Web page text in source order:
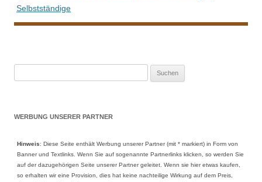
Selbstständige
WERBUNG UNSERER PARTNER
Hinweis: Diese Seite enthält Werbung unserer Partner (mit * markiert) in Form von
Banner und Textlinks. Wenn Sie auf sogenannte Partnerlinks klicken, so werden Sie
auf der dazugehörigen Seite unserer Partner geleitet. Wenn sie hier etwas kaufen,
so erhalten wir eine Provision, dies hat keine nachteilige Wirkung auf dem Preis,